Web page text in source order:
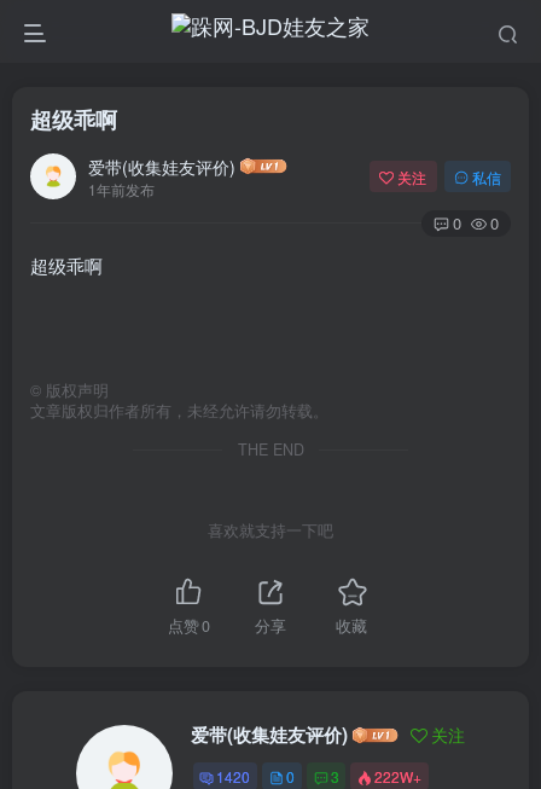
超级乖啊
爱带(收集娃友评价)
1年前发布
关注 私信
0 0
超级乖啊
© 版权声明
文章版权归作者所有，未经允许请勿转载。
THE END
喜欢就支持一下吧
点赞0 分享 收藏
爱带(收集娃友评价) 关注
1420 0 3 222W+